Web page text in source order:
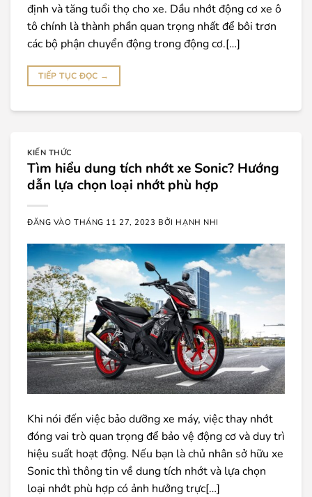
định và tăng tuổi thọ cho xe. Dầu nhớt động cơ xe ô
tô chính là thành phần quan trọng nhất để bôi trơn
các bộ phận chuyển động trong động cơ.[…]
TIẾP TỤC ĐỌC →
KIẾN THỨC
Tìm hiểu dung tích nhớt xe Sonic? Hướng
dẫn lựa chọn loại nhớt phù hợp
ĐĂNG VÀOTHÁNG 11 27, 2023 BỞI HẠNH NHI
Khi nói đến việc bảo dưỡng xe máy, việc thay nhớt
đóng vai trò quan trọng để bảo vệ động cơ và duy trì
hiệu suất hoạt động. Nếu bạn là chủ nhân sở hữu xe
Sonic thì thông tin về dung tích nhớt và lựa chọn
loại nhớt phù hợp có ảnh hưởng trực[…]